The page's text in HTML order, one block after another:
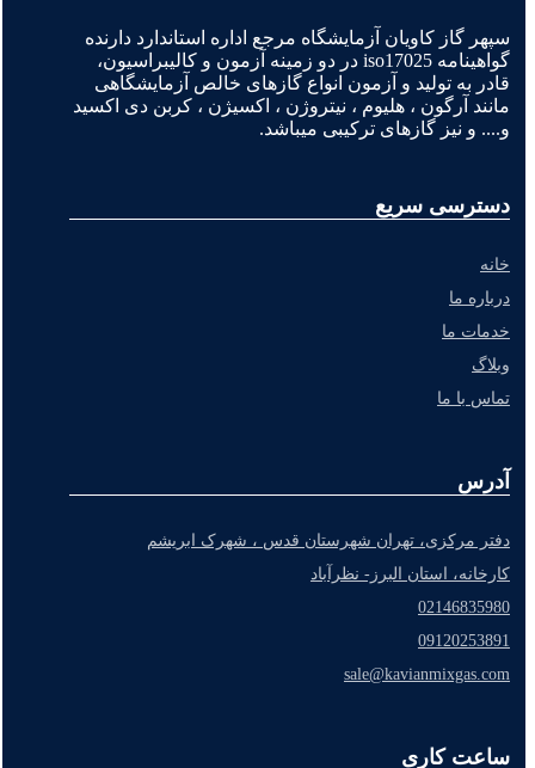
سپهر گاز کاویان آزمایشگاه مرجع اداره استاندارد دارنده
گواهینامه iso17025 در دو زمینه آزمون و کالیبراسیون،
قادر به تولید و آزمون انواع گازهای خالص آزمایشگاهی
مانند آرگون ، هلیوم ، نیتروژن ، اکسیژن ، کربن دی اکسید
و.... و نیز گازهای ترکیبی میباشد.
دسترسی سریع
خانه
درباره ما
خدمات ما
وبلاگ
تماس با ما
آدرس
دفتر مرکزی، تهران شهرستان قدس ، شهرک ابریشم
کارخانه، استان البرز- نظرآباد
02146835980
09120253891
sale@kavianmixgas.com
ساعت کاری